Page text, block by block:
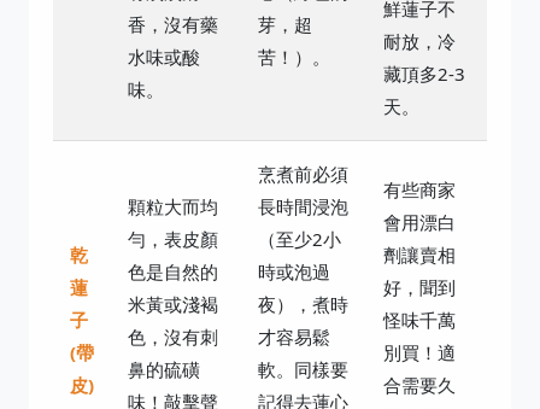
香，沒有藥
水味或酸
味。
芽，超
苦！）。
鮮蓮子不
耐放，冷
藏頂多2-3
天。
乾
蓮
子
(帶
皮)
顆粒大而均
勻，表皮顏
色是自然的
米黃或淺褐
色，沒有刺
鼻的硫磺
味！敲擊聲
烹煮前必須
長時間浸泡
（至少2小
時或泡過
夜），煮時
才容易鬆
軟。同樣要
記得去蓮心
有些商家
會用漂白
劑讓賣相
好，聞到
怪味千萬
別買！適
合需要久